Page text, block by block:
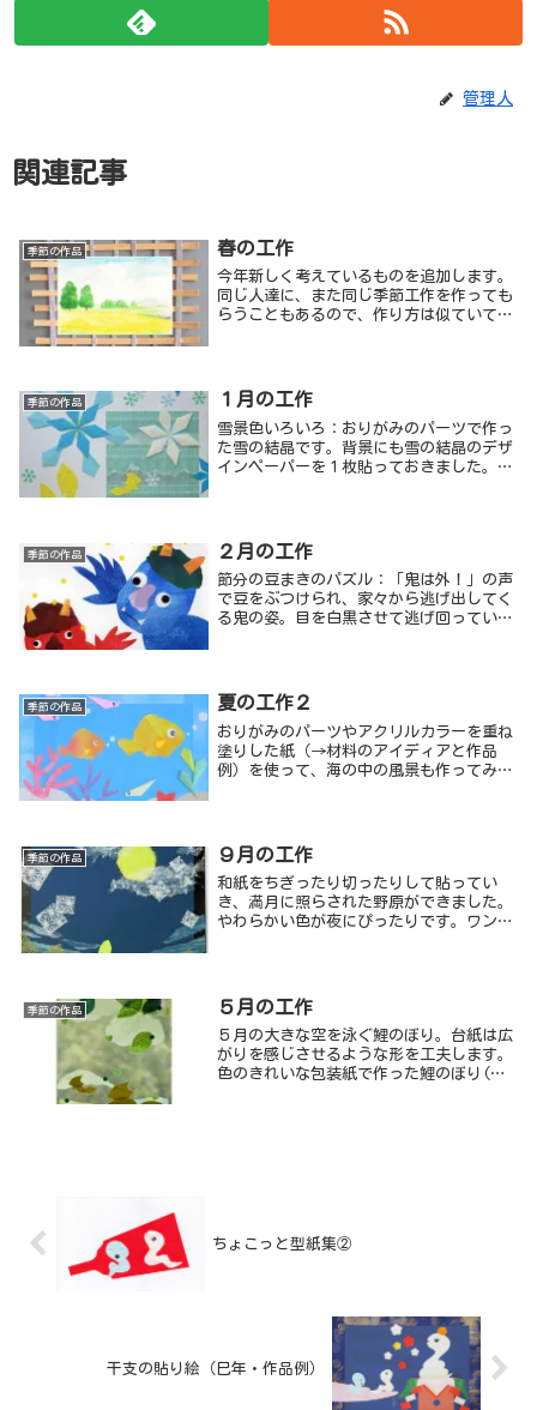
管理人
関連記事
季節の作品 春の工作
今年新しく考えているものを追加します。
同じ人達に、また同じ季節工作を作っても
らうこともあるので、作り方は似ていても
季節の作品 １月の工作
雪景色いろいろ：おりがみのパーツで作っ
た雪の結晶です。背景にも雪の結晶のデザ
インペーパーを１枚貼っておきました。少
季節の作品 ２月の工作
節分の豆まきのパズル：「鬼は外！」の声
で豆をぶつけられ、家々から逃げ出してく
る鬼の姿。目を白黒させて逃げ回っている
季節の作品 夏の工作２
おりがみのパーツやアクリルカラーを重ね
塗りした紙（→材料のアイディアと作品
例）を使って、海の中の風景も作ってみま
季節の作品 ９月の工作
和紙をちぎったり切ったりして貼ってい
き、満月に照らされた野原ができました。
やわらかい色が夜にぴったりです。ワンポ
季節の作品 ５月の工作
５月の大きな空を泳ぐ鯉のぼり。台紙は広
がりを感じさせるような形を工夫します。
色のきれいな包装紙で作った鯉のぼり(→
ちょこっと型紙集②
干支の貼り絵（巳年・作品例）